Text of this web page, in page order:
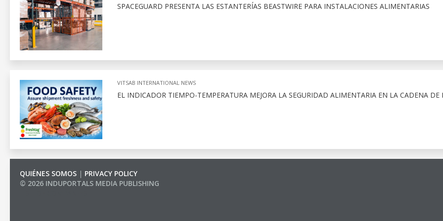
SPACEGUARD PRESENTA LAS ESTANTERÍAS BEASTWIRE PARA INSTALACIONES ALIMENTARIAS
VITSAB INTERNATIONAL NEWS
EL INDICADOR TIEMPO-TEMPERATURA MEJORA LA SEGURIDAD ALIMENTARIA EN LA CADENA DE
QUIÉNES SOMOS | PRIVACY POLICY
© 2026 INDUPORTALS MEDIA PUBLISHING